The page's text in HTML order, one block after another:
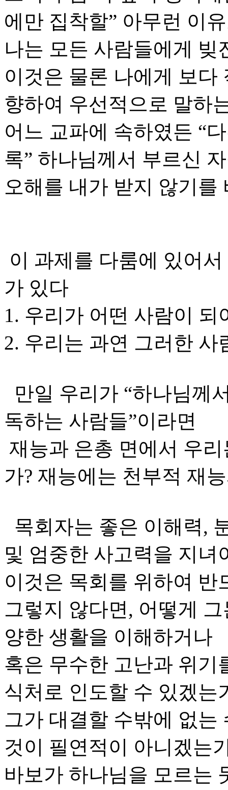
에만 집착할” 아무런 이
나는 모든 사람들에게 빚
이것은 물론 나에게 보다
향하여 우선적으로 말하
어느 교파에 속하였든 “
록” 하나님께서 부르신
오해를 내가 받지 않기를
이 과제를 다룸에 있어
가 있다
1. 우리가 어떤 사람이 되
2. 우리는 과연 그러한 사
만일 우리가 “하나님께
독하는 사람들”이라면
재능과 은총 면에서 우
가? 재능에는 천부적 재
목회자는 좋은 이해력,
및 엄중한 사고력을 지녀
이것은 목회를 위하여 반
그렇지 않다면, 어떻게
양한 생활을 이해하거나
혹은 무수한 고난과 위기
식처로 인도할 수 있겠는
그가 대결할 수밖에 없는
것이 필연적이 아니겠는
바보가 하나님을 모르는